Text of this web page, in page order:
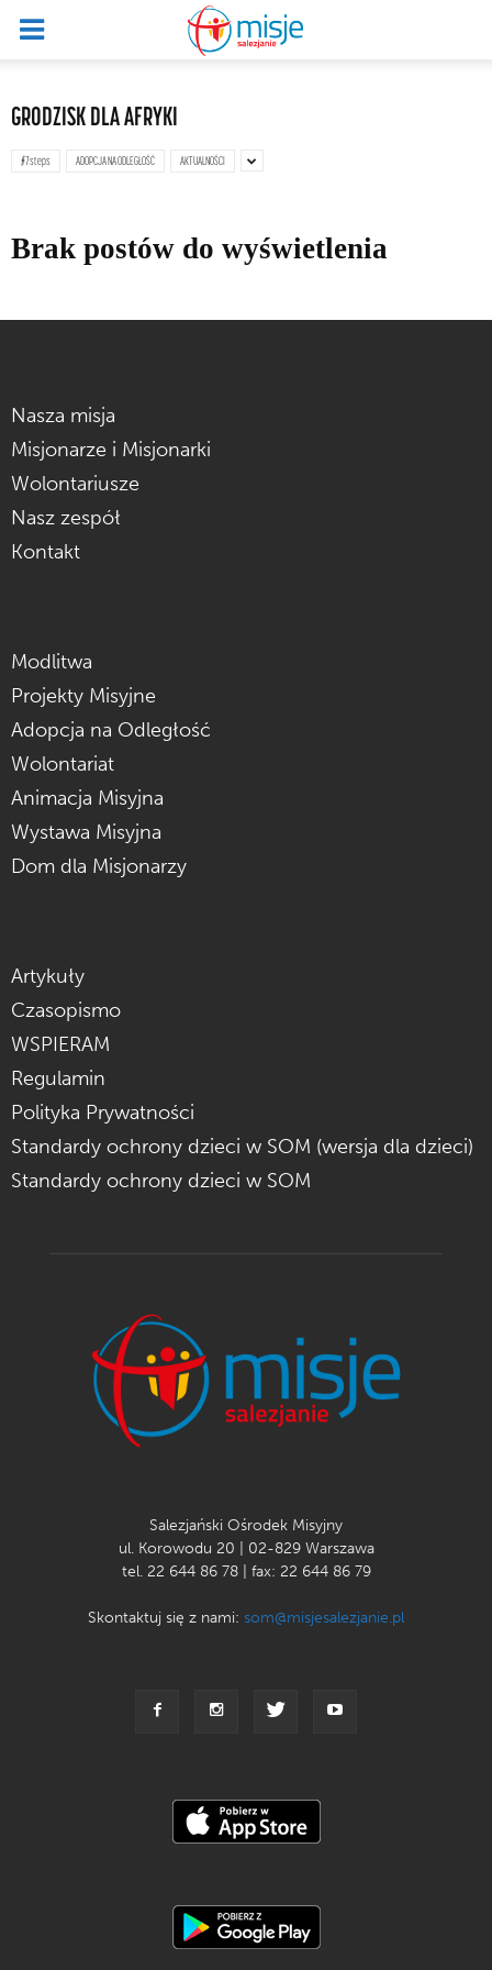
GRODZISK DLA AFRYKI
#7steps ADOPCJA NA ODLEGŁOŚĆ AKTUALNOŚCI
Brak postów do wyświetlenia
Nasza misja
Misjonarze i Misjonarki
Wolontariusze
Nasz zespół
Kontakt
Modlitwa
Projekty Misyjne
Adopcja na Odległość
Wolontariat
Animacja Misyjna
Wystawa Misyjna
Dom dla Misjonarzy
Artykuły
Czasopismo
WSPIERAM
Regulamin
Polityka Prywatności
Standardy ochrony dzieci w SOM (wersja dla dzieci)
Standardy ochrony dzieci w SOM
Salezjański Ośrodek Misyjny
ul. Korowodu 20 | 02-829 Warszawa
tel. 22 644 86 78 | fax: 22 644 86 79
Skontaktuj się z nami: som@misjesalezjanie.pl